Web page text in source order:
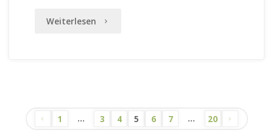
Weiterlesen "John
–
1 … 3 4 5 6 7 … 20